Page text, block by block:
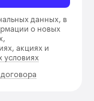
данных, в
о новых
акциях и
условиях